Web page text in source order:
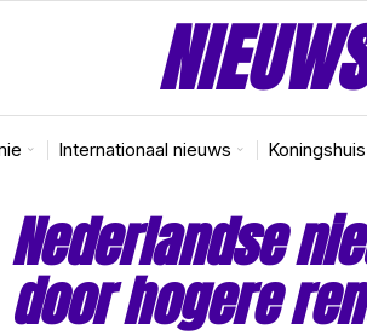
Internationaal nieuws Koningshuis
Nederlandse
door hogere